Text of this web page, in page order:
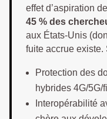
effet d’aspiration
45 % des
aux États-Unis
fuite accrue existe.
Protection des
hybrides 4G/5G/
Interopérabilité